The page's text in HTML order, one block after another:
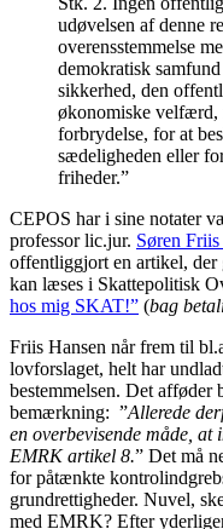
udøvelsen af denne
overensstemmelse
demokratisk
sikkerhed, den
økonomiske velfærd,
forbrydelse, for at
sædeligheden eller
friheder.”
CEPOS har i sine notater
professor lic.jur. Søren Friis
offentliggjort en artikel, der
kan læses i Skattepolitisk
hos mig SKAT!” (bag
Friis Hansen når frem til
lovforslaget, helt har
bestemmelsen. Det afføder
bemærkning: ”Allerede
en overbevisende måde,
EMRK artikel 8.” Det må
for påtænkte
grundrettigheder. Nuvel,
med EMRK? Efter